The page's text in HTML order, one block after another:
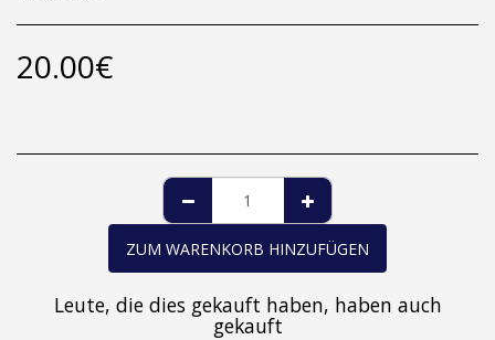
20.00€
ZUM WARENKORB HINZUFÜGEN
Leute, die dies gekauft haben, haben auch
gekauft